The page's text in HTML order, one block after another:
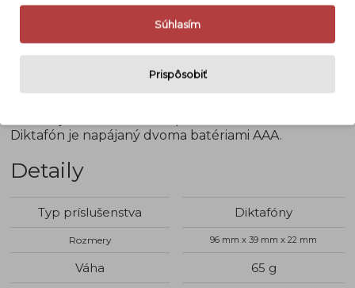
pamäť v režime dlhého prehrávania ktoré je
ideále pre záznamy na stretnutiach
a prednáškach. VN-3600 má prehľadný LCD
displej. Pomocou veľkého ovládacieho kruhu aj
napriek kompaktnému
Diktafón je napájaný dvoma batériami AAA.
Detaily
Typ príslušenstva Diktafóny
Rozmery 96 mm x 39 mm x 22 mm
Váha 65 g
Súhlasím
Prispôsobiť